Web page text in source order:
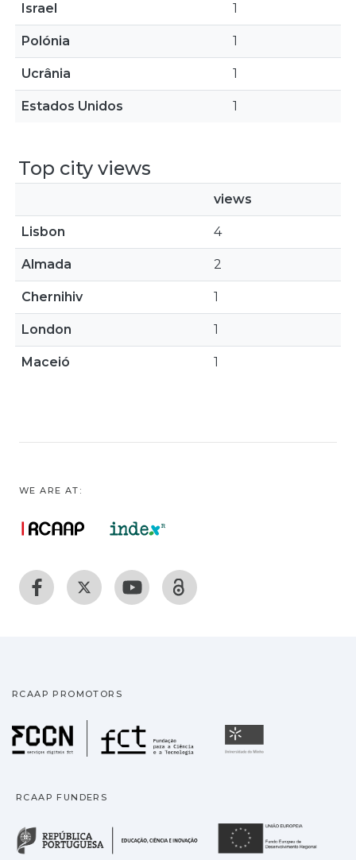
Israel 1
Polónia 1
Ucrânia 1
Estados Unidos 1
Top city views
views
Lisbon 4
Almada 2
Chernihiv 1
London 1
Maceió 1
WE ARE AT:
RCAAP PROMOTORS
Fundação para a
RCAAP FUNDERS
República Portuguesa